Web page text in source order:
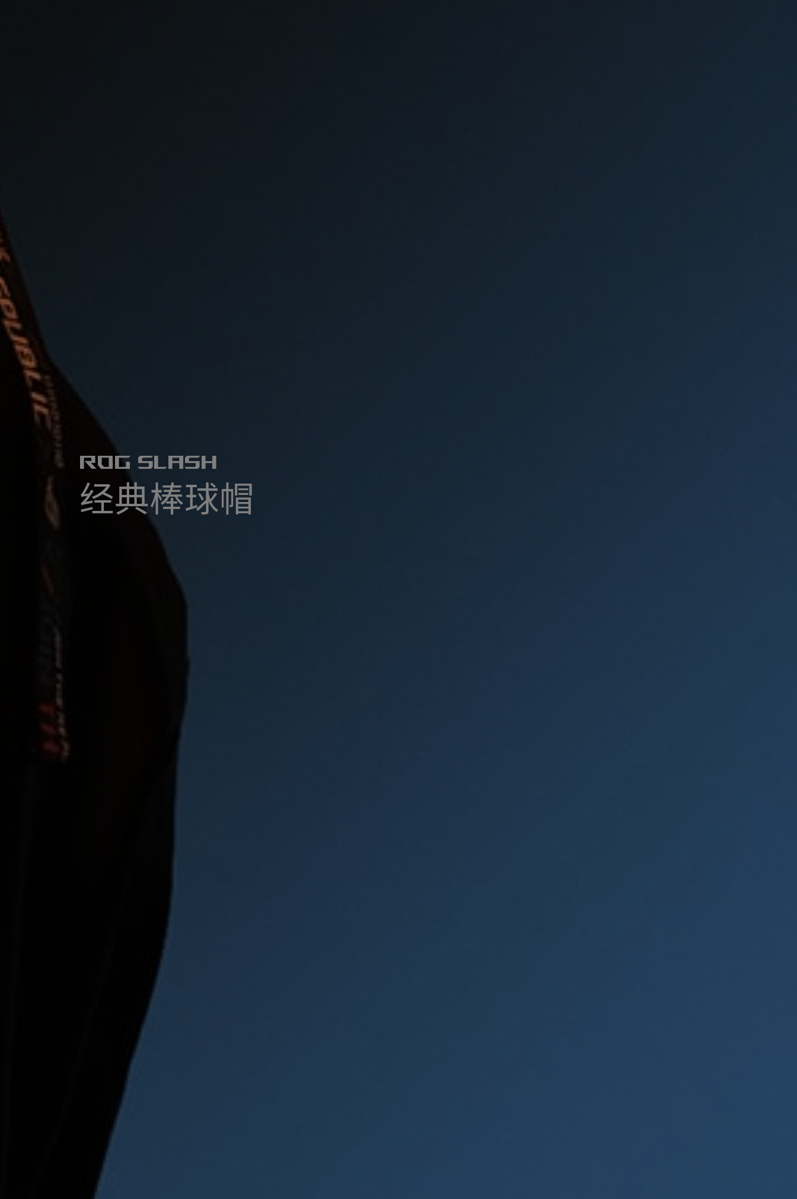
ROG SLASH
经典棒球帽